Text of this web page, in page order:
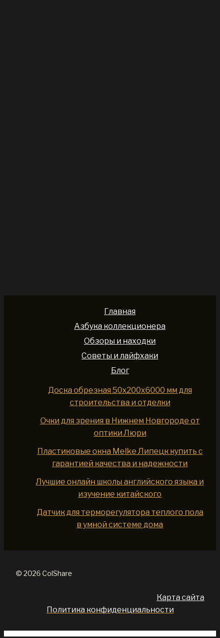
Главная
Азбука коллекционера
Обзоры и находки
Советы и лайфхаки
Блог
Доска обрезная 50x200x6000 мм для
строительства и отделки
Очки для зрения в Нижнем Новгороде от
оптики Люри
Пластиковые окна Melke Липецк купить с
гарантией качества и надежности
Лучшие онлайн школы английского языка и
изучение китайского
Датчик для терморегулятора теплого пола
в умной системе дома
© 2026 ColShare
Карта сайта
Политика конфиденциальности